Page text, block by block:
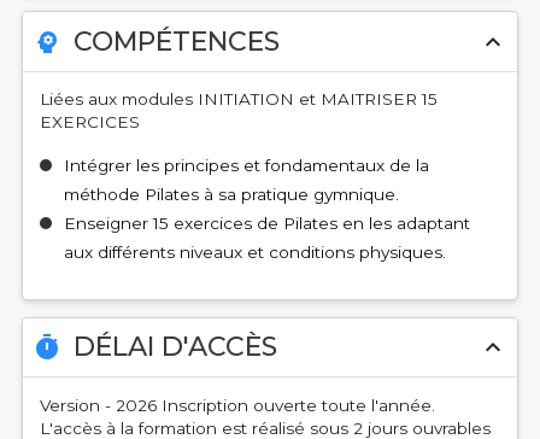
psychology COMPÉTENCES expand_less
Liées aux modules INITIATION et MAITRISER 15
EXERCICES
Intégrer les principes et fondamentaux de la
méthode Pilates à sa pratique gymnique.
Enseigner 15 exercices de Pilates en les adaptant
aux différents niveaux et conditions physiques.
timer DÉLAI D'ACCÈS expand_less
Version - 2026 Inscription ouverte toute l'année.
L'accès à la formation est réalisé sous 2 jours ouvrables